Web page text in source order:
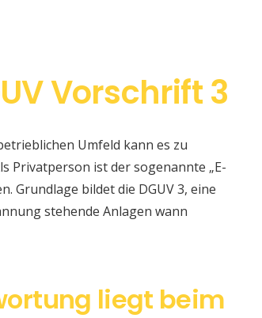
Vorschrift 3
Umfeld kann es zu
Privatperson ist der sogenannte „E-
Grundlage bildet die DGUV 3, eine
stehende Anlagen wann
liegt beim